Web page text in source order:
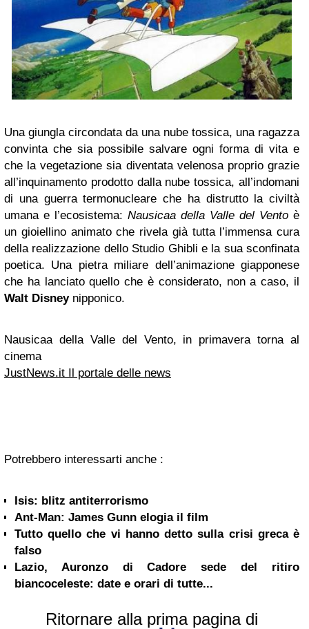
Una giungla circondata da una nube tossica, una ragazza
convinta che sia possibile salvare ogni forma di vita e
che la vegetazione sia diventata velenosa proprio grazie
all’inquinamento prodotto dalla nube tossica, all’indomani
di una guerra termonucleare che ha distrutto la civiltà
umana e l’ecosistema: Nausicaa della Valle del Vento è
un gioiellino animato che rivela già tutta l’immensa cura
della realizzazione dello Studio Ghibli e la sua sconfinata
poetica. Una pietra miliare dell’animazione giapponese
che ha lanciato quello che è considerato, non a caso, il
Walt Disneynipponico.
Nausicaa della Valle del Vento, in primavera torna al
cinema
JustNews.it Il portale delle news
Potrebbero interessarti anche :
Isis: blitz antiterrorismo
Ant-Man: James Gunn elogia il film
Tutto quello che vi hanno detto sulla crisi greca è
falso
Lazio, Auronzo di Cadore sede del ritiro
biancoceleste: date e orari di tutte...
Ritornare alla prima pagina di